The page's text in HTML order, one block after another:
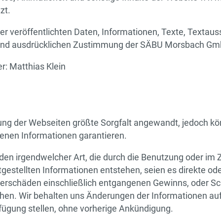
veröffentlichten Daten, Informationen, Texte,
ausdrücklichen Zustimmung der SÄBU Morsbach
Matthias Klein
der Webseiten größte Sorgfalt angewandt, jedoch
Informationen garantieren.
irgendwelcher Art, die durch die Benutzung oder im
Informationen entstehen, seien es direkte
einschließlich entgangenen Gewinns, oder
Wir behalten uns Änderungen der Informationen
stellen, ohne vorherige Ankündigung.